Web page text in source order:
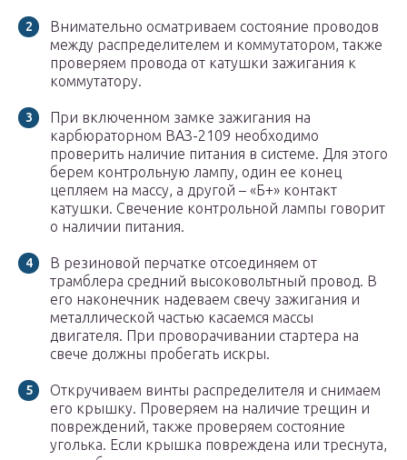
Внимательно осматриваем состояние проводов
между распределителем и коммутатором, также
проверяем провода от катушки зажигания к
коммутатору.
При включенном замке зажигания на
карбюраторном ВАЗ-2109 необходимо
проверить наличие питания в системе. Для этого
берем контрольную лампу, один ее конец
цепляем на массу, а другой – «Б+» контакт
катушки. Свечение контрольной лампы говорит
о наличии питания.
В резиновой перчатке отсоединяем от
трамблера средний высоковольтный провод. В
его наконечник надеваем свечу зажигания и
металлической частью касаемся массы
двигателя. При проворачивании стартера на
свече должны пробегать искры.
Откручиваем винты распределителя и снимаем
его крышку. Проверяем на наличие трещин и
повреждений, также проверяем состояние
уголька. Если крышка повреждена или треснута,